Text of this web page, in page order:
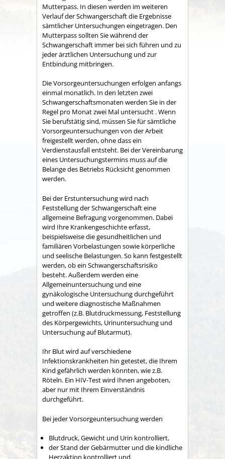
Mutterpass. In diesen werden im weiteren
Verlauf der Schwangerschaft die Ergebnisse
sämtlicher Untersuchungen eingetragen. Den
Mutterpass sollten Sie während der
Schwangerschaft immer bei sich führen und zu
jeder ärztlichen Untersuchung und zur
Entbindung mitbringen.
Die Vorsorgeuntersuchungen erfolgen anfangs
einmal monatlich. In den letzten zwei
Schwangerschaftsmonaten werden Sie in der
Regel pro Monat zwei Mal untersucht . Wenn
Sie berufstätig sind, müssen Sie für sämtliche
Vorsorgeuntersuchungen von der Arbeit
freigestellt werden, ohne dass ein
Verdienstausfall entsteht. Bei der Vereinbarung
eines Untersuchungstermins muss auf die
Belange des Betriebs Rücksicht genommen
werden.
Bei der Erstuntersuchung wird nach
Feststellung der Schwangerschaft eine
allgemeine Befragung vorgenommen. Dabei
wird Ihre Krankengeschichte erfasst,
beispielsweise die gesundheitlichen und
familiären Vorbelastungen sowie körperliche
und seelische Belastungen. So kann festgestellt
werden, ob ein Schwangerschaftsrisiko
besteht.Außerdem werden eine
Allgemeinuntersuchung und eine
gynäkologische Untersuchung durchgeführt
und weitere diagnostische Maßnahmen
getroffen (z.B. Blutdruckmessung, Feststellung
des Körpergewichts, Urinuntersuchung und
Untersuchung auf Blutarmut).
Ihr Blut wird auf verschiedene
Infektionskrankheiten hin getestet, die Ihrem
Kind gefährlich werden könnten, wie z.B.
Röteln. Ein HIV-Test wird Ihnen angeboten,
aber nur mit Ihrem Einverständnis
durchgeführt.
Bei jeder Vorsorgeuntersuchung werden
Blutdruck, Gewicht und Urin kontrolliert,
der Stand der Gebärmutter und die kindliche
Herzaktion kontrolliert und